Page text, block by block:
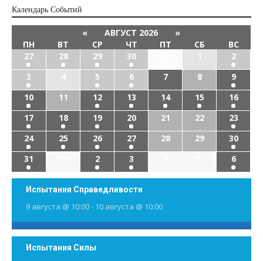
Календарь Cобытий
« АВГУСТ 2026
»
ПН
ВТ СР ЧТ ПТ СБ
ВС
27
28 29 30 1
2
3
4 5 6 7 8
9
10
11 12 13 14 15
16
17
18 19 20 21 22
23
24
25 26 27 28 29
30
31
2 3 6
Испытания Справедливости
9 августа @ 10:00- 10 августа @ 10:00
Испытания Силы